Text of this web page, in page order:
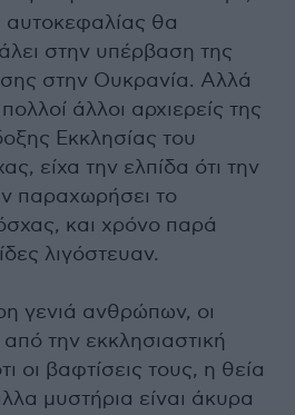
αυτοκεφαλίας θα
στην υπέρβαση της
στην Ουκρανία. Αλλά
άλλοι αρχιερείς της
Εκκλησίας του
είχα την ελπίδα ότι την
παραχωρήσει το
και χρόνο παρά
λιγόστευαν.
γενιά ανθρώπων, οι
την εκκλησιαστική
οι βαφτίσεις τους, η θεία
μυστήρια είναι άκυρα